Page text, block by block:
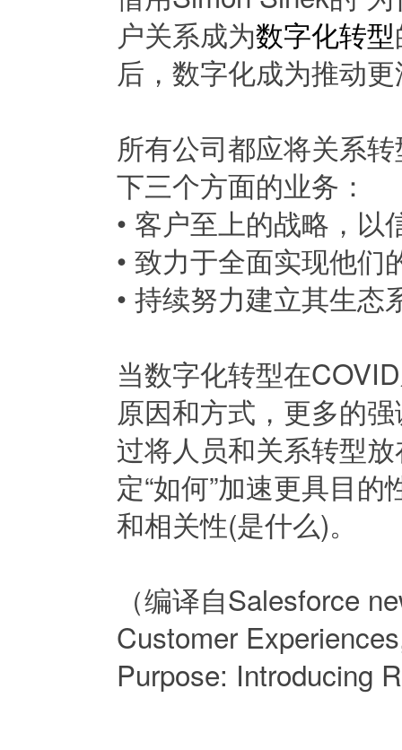
户关系成为数字化转型
后，数字化成为推动
所有公司都应将关系
下三个方面的业务：
• 客户至上的战略，
• 致力于全面实现他们
• 持续努力建立其生
当数字化转型在
原因和方式，更多的
过将人员和关系转型
定“如何”加速更具目
和相关性(是什么)。
（编译自Salesforce
Customer
Purpose: Introducing